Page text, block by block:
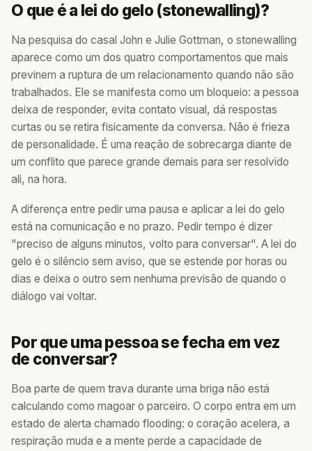
O que é a lei do gelo (stonewalling)?
Na pesquisa do casal John e Julie Gottman, o stonewalling
aparece como um dos quatro comportamentos que mais
previnem a ruptura de um relacionamento quando não são
trabalhados. Ele se manifesta como um bloqueio: a pessoa
deixa de responder, evita contato visual, dá respostas
curtas ou se retira fisicamente da conversa. Não é frieza
de personalidade. É uma reação de sobrecarga diante de
um conflito que parece grande demais para ser resolvido
ali, na hora.
A diferença entre pedir uma pausa e aplicar a lei do gelo
está na comunicação e no prazo. Pedir tempo é dizer
"preciso de alguns minutos, volto para conversar". A lei do
gelo é o silêncio sem aviso, que se estende por horas ou
dias e deixa o outro sem nenhuma previsão de quando o
diálogo vai voltar.
Por que uma pessoa se fecha em vez
de conversar?
Boa parte de quem trava durante uma briga não está
calculando como magoar o parceiro. O corpo entra em um
estado de alerta chamado flooding: o coração acelera, a
respiração muda e a mente perde a capacidade de